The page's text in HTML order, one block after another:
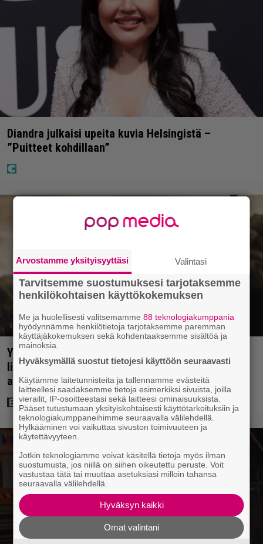
Diandra julkaisi upeita kuvia Helsingistä –
”Puitteet kohdillaan”
Yöllä tv:ssä: Sotaelokuvan näyttelijät kasvattivat
lihakset nopeasti erikoisella kikalla – IMDb-
arvosana on 7,6
Arvostamme yksityisyyttäsi Valintasi
Tarvitsemme suostumuksesi tarjotaksemme
henkilökohtaisen käyttökokemuksen
Me ja huolellisesti valitsemamme88 teknologiakumppania
hyödynnämme henkilötietoja tarjotaksemme paremman
käyttäjäkokemuksen sekä kohdentaaksemme sisältöä ja
mainoksia.
Hyväksymällä suostut tietojesi käyttöön seuraavasti
Käytämme laitetunnisteita ja tallennamme evästeitä
laitteellesi saadaksemme tietoja esimerkiksi sivuista, joilla
vierailit, IP-osoitteestasi sekä laitteesi ominaisuuksista.
Pääset tutustumaan yksityiskohtaisesti käyttötarkoituksiin ja
teknologiakumppaneihimme seuraavalla välilehdellä.
Hylkääminen voi vaikuttaa sivuston toimivuuteen ja
käytettävyyteen.
Jotkin teknologiamme voivat käsitellä tietoja myös ilman
suostumusta, jos niillä on siihen oikeutettu peruste. Voit
vastustaa tätä tai muuttaa asetuksiasi milloin tahansa
seuraavalla välilehdellä.
Hyväksyn kaikki
Omat valintani